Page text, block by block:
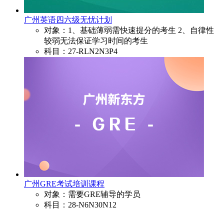
广州英语四六级无忧计划
对象：1、基础薄弱需快速提分的考生 2、自律性
较弱无法保证学习时间的考生
科目：27-RLN2N3P4
广州GRE考试培训课程
对象：需要GRE辅导的学员
科目：28-N6N30N12